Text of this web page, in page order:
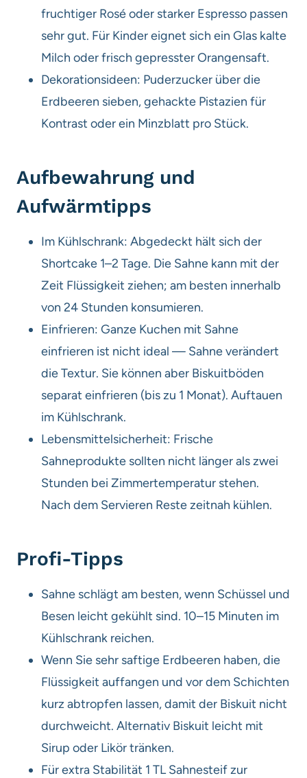
fruchtiger Rosé oder starker Espresso passen
sehr gut. Für Kinder eignet sich ein Glas kalte
Milch oder frisch gepresster Orangensaft.
Dekorationsideen: Puderzucker über die
Erdbeeren sieben, gehackte Pistazien für
Kontrast oder ein Minzblatt pro Stück.
Aufbewahrung und
Aufwärmtipps
Im Kühlschrank: Abgedeckt hält sich der
Shortcake 1–2 Tage. Die Sahne kann mit der
Zeit Flüssigkeit ziehen; am besten innerhalb
von 24 Stunden konsumieren.
Einfrieren: Ganze Kuchen mit Sahne
einfrieren ist nicht ideal — Sahne verändert
die Textur. Sie können aber Biskuitböden
separat einfrieren (bis zu 1 Monat). Auftauen
im Kühlschrank.
Lebensmittelsicherheit: Frische
Sahneprodukte sollten nicht länger als zwei
Stunden bei Zimmertemperatur stehen.
Nach dem Servieren Reste zeitnah kühlen.
Profi-Tipps
Sahne schlägt am besten, wenn Schüssel und
Besen leicht gekühlt sind. 10–15 Minuten im
Kühlschrank reichen.
Wenn Sie sehr saftige Erdbeeren haben, die
Flüssigkeit auffangen und vor dem Schichten
kurz abtropfen lassen, damit der Biskuit nicht
durchweicht. Alternativ Biskuit leicht mit
Sirup oder Likör tränken.
Für extra Stabilität 1 TL Sahnesteif zur